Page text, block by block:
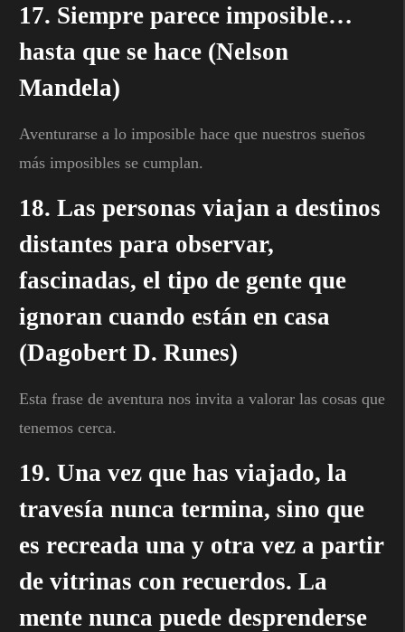
17. Siempre parece imposible…
hasta que se hace (Nelson
Mandela)
Aventurarse a lo imposible hace que nuestros sueños
más imposibles se cumplan.
18. Las personas viajan a destinos
distantes para observar,
fascinadas, el tipo de gente que
ignoran cuando están en casa
(Dagobert D. Runes)
Esta frase de aventura nos invita a valorar las cosas que
tenemos cerca.
19. Una vez que has viajado, la
travesía nunca termina, sino que
es recreada una y otra vez a partir
de vitrinas con recuerdos. La
mente nunca puede desprenderse